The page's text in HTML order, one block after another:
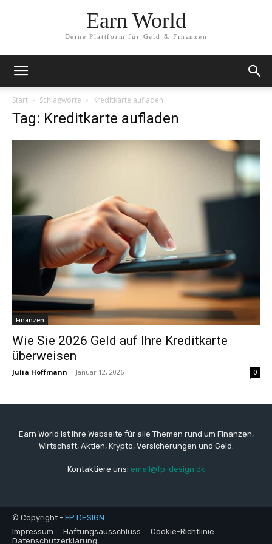
Earn World
Deine Plattform für Geld & Finanzen
Start Schlagworte Kreditkarte aufladen
Tag: Kreditkarte aufladen
Finanzen
Wie Sie 2026 Geld auf Ihre Kreditkarte
überweisen
Julia Hoffmann - Januar 12, 2026 0
Earn World ist Ihre Webseite für alle Themen rund um Finanzen,
Wirtschaft, Aktien, Krypto, Versicherungen und Geld.
Kontaktiere uns: email@fp-design.dk
© Copyright - FP DESIGN
Impressum
Haftungsausschluss
Cookie-Richtlinie
Datenschutzerklärung